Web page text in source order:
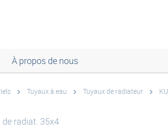
À propos de nous
Tuyaux à eau Tuyaux de radiateur
de radiat. 35x4